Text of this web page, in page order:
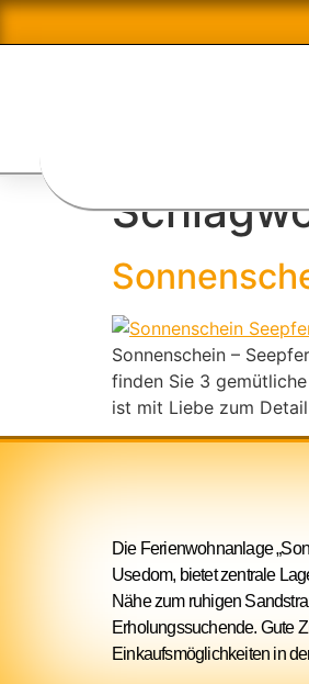
Sonnenschein –
finden Sie 3
ist mit Liebe zum
Die Ferienwohnanlage
Usedom, bietet zentrale
Nähe zum ruhigen
Erholungssuchende. Gute
Einkaufsmöglichkeiten in